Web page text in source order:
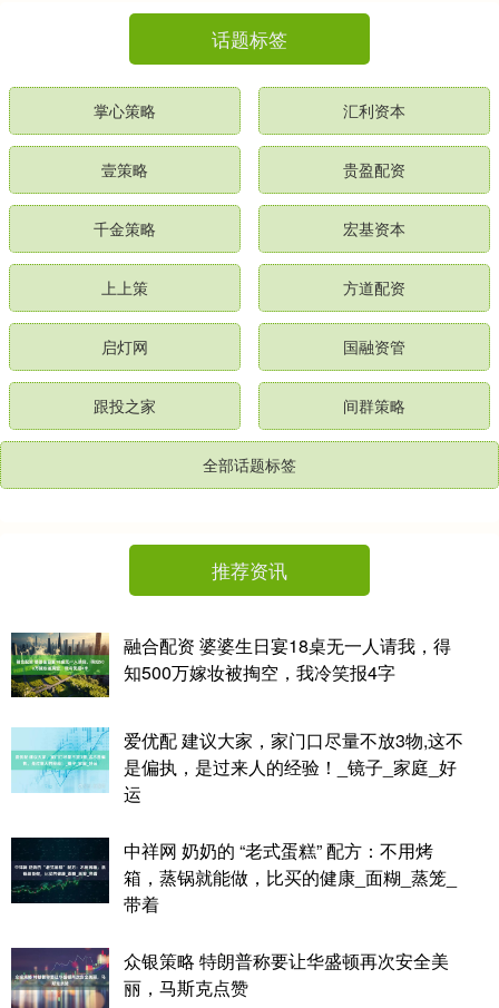
话题标签
掌心策略 汇利资本
壹策略 贵盈配资
千金策略 宏基资本
上上策 方道配资
启灯网 国融资管
跟投之家 间群策略
全部话题标签
推荐资讯
融合配资 婆婆生日宴18桌无一人请我，得
知500万嫁妆被掏空，我冷笑报4字
爱优配 建议大家，家门口尽量不放3物,这不
是偏执，是过来人的经验！_镜子_家庭_好
运
中祥网 奶奶的 “老式蛋糕” 配方：不用烤
箱，蒸锅就能做，比买的健康_面糊_蒸笼_
带着
众银策略 特朗普称要让华盛顿再次安全美
丽，马斯克点赞